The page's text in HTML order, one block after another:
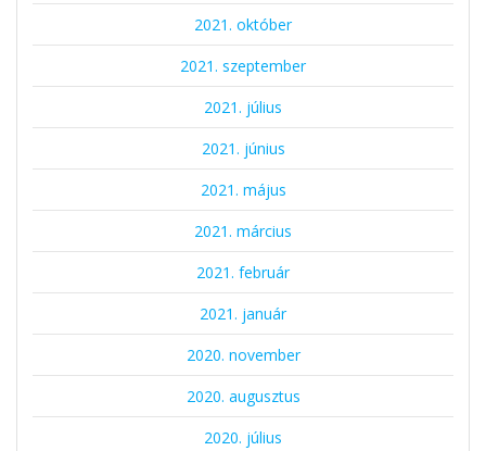
2021. október
2021. szeptember
2021. július
2021. június
2021. május
2021. március
2021. február
2021. január
2020. november
2020. augusztus
2020. július